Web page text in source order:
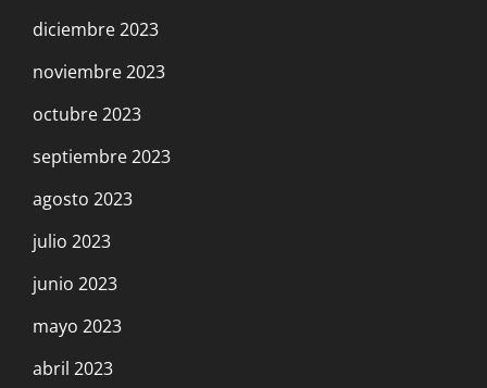
diciembre 2023
noviembre 2023
octubre 2023
septiembre 2023
agosto 2023
julio 2023
junio 2023
mayo 2023
abril 2023